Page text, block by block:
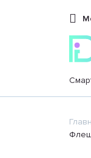
sales@dimoll.ru